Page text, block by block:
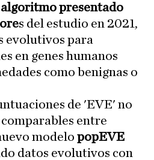
presentado
s del estudio en 2021,
evolutivos para
en genes humanos
como benignas o
de 'EVE' no
entre
modelo popEVE
datos evolutivos con